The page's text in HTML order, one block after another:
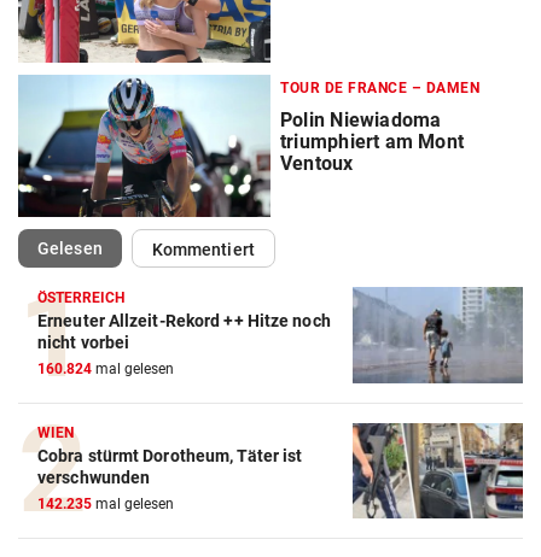
TOUR DE FRANCE – DAMEN
Polin Niewiadoma
triumphiert am Mont
Ventoux
Gelesen(ausgewählt)Kommentiert
ÖSTERREICH
Erneuter Allzeit-Rekord ++ Hitze noch
nicht vorbei
160.824 mal gelesen
WIEN
Cobra stürmt Dorotheum, Täter ist
verschwunden
142.235 mal gelesen
Crosstrainer Vergleich
ZUM VERGLEICH